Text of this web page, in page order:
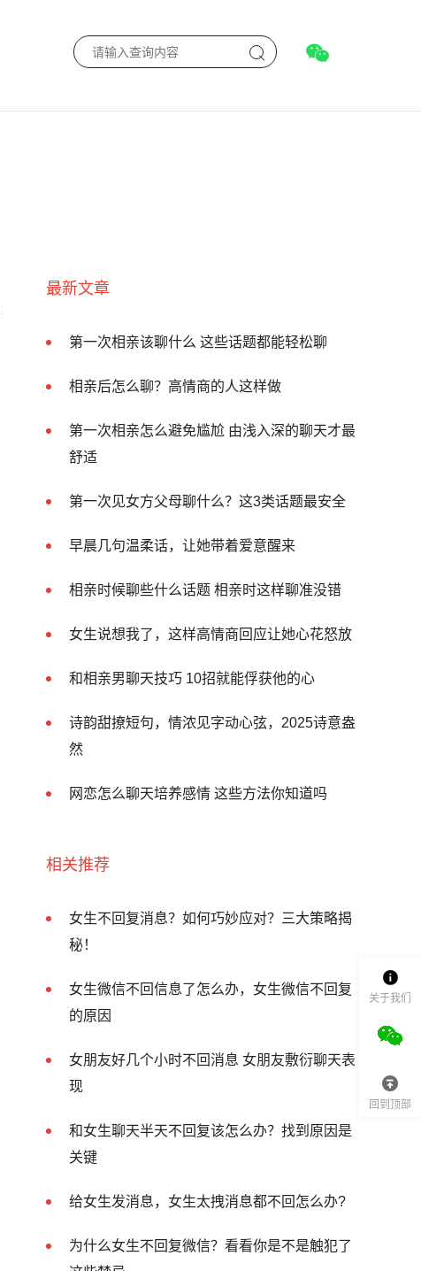
最新文章
第一次相亲该聊什么 这些话题都能轻松聊
相亲后怎么聊？高情商的人这样做
第一次相亲怎么避免尴尬 由浅入深的聊天才最
舒适
第一次见女方父母聊什么？这3类话题最安全
早晨几句温柔话，让她带着爱意醒来
相亲时候聊些什么话题 相亲时这样聊准没错
女生说想我了，这样高情商回应让她心花怒放
和相亲男聊天技巧 10招就能俘获他的心
诗韵甜撩短句，情浓见字动心弦，2025诗意盎
然
网恋怎么聊天培养感情 这些方法你知道吗
相关推荐
女生不回复消息？如何巧妙应对？三大策略揭
秘！
女生微信不回信息了怎么办，女生微信不回复
的原因
女朋友好几个小时不回消息 女朋友敷衍聊天表
现
和女生聊天半天不回复该怎么办？找到原因是
关键
给女生发消息，女生太拽消息都不回怎么办?
为什么女生不回复微信？看看你是不是触犯了
关于我们
回到顶部